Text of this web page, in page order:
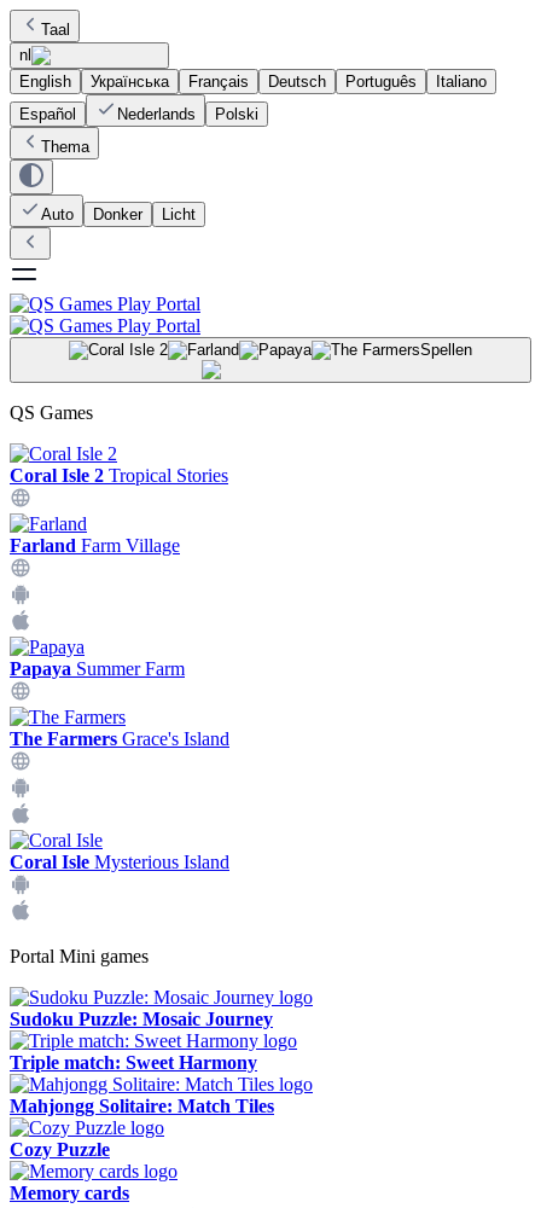
Taal
nl
English
Українська Français Deutsch Português
Italiano
Español
Nederlands
Polski
Thema
Auto Donker Licht
Spellen
QS Games
Coral Isle 2 Tropical Stories
Farland Farm Village
Papaya Summer Farm
The Farmers Grace's Island
Coral Isle Mysterious Island
Portal Mini games
Sudoku Puzzle: Mosaic Journey
Triple match: Sweet Harmony
Mahjongg Solitaire: Match Tiles
Cozy Puzzle
Memory cards